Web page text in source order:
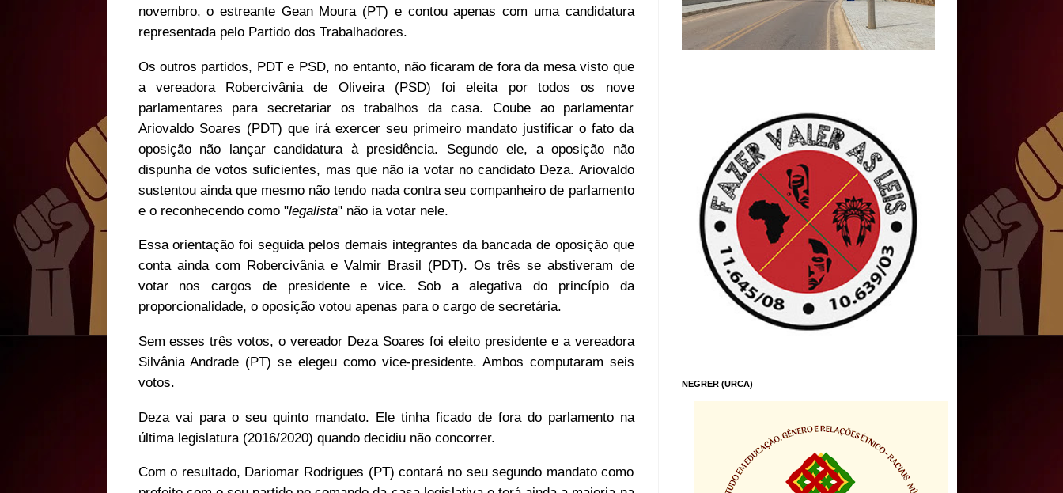
novembro, o estreante Gean Moura (PT) e contou apenas com uma candidatura
representada pelo Partido dos Trabalhadores.
Os outros partidos, PDT e PSD, no entanto, não ficaram de fora da mesa visto que
a vereadora Robercivânia de Oliveira (PSD) foi eleita por todos os nove
parlamentares para secretariar os trabalhos da casa. Coube ao parlamentar
Ariovaldo Soares (PDT) que irá exercer seu primeiro mandato justificar o fato da
oposição não lançar candidatura à presidência. Segundo ele, a oposição não
dispunha de votos suficientes, mas que não ia votar no candidato Deza. Ariovaldo
sustentou ainda que mesmo não tendo nada contra seu companheiro de parlamento
e o reconhecendo como "legalista" não ia votar nele.
Essa orientação foi seguida pelos demais integrantes da bancada de oposição que
conta ainda com Robercivânia e Valmir Brasil (PDT). Os três se abstiveram de
votar nos cargos de presidente e vice. Sob a alegativa do princípio da
proporcionalidade, o oposição votou apenas para o cargo de secretária.
Sem esses três votos, o vereador Deza Soares foi eleito presidente e a vereadora
Silvânia Andrade (PT) se elegeu como vice-presidente. Ambos computaram seis
votos.
Deza vai para o seu quinto mandato. Ele tinha ficado de fora do parlamento na
última legislatura (2016/2020) quando decidiu não concorrer.
Com o resultado, Dariomar Rodrigues (PT) contará no seu segundo mandato como
NEGRER (URCA)